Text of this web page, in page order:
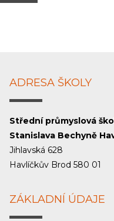
ADRESA ŠKOLY
Střední průmyslová
Stanislava Bechyně
Jihlavská 628
Havlíčkův Brod 580 01
ZÁKLADNÍ ÚDAJE